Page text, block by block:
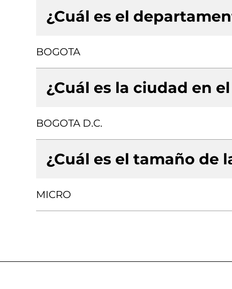
¿Cuál es el
BOGOTA
¿Cuál es la ciudad en
BOGOTA D.C.
¿Cuál es el tamaño de
MICRO